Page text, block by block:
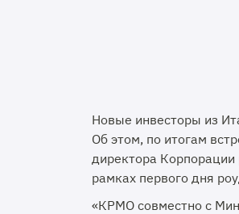
Новые инвесторы из
Об этом, по итогам
директора Корпорации
рамках первого дня
«КРМО совместно с